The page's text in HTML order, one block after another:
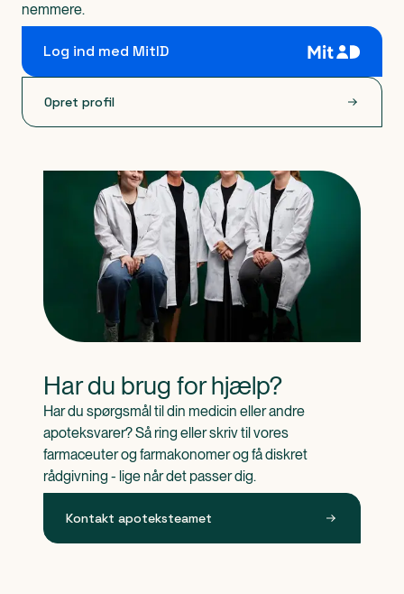
nemmere.
Log ind med MitID
Opret profil
Har du brug for hjælp?
Har du spørgsmål til din medicin eller andre
apoteksvarer? Så ring eller skriv til vores
farmaceuter og farmakonomer og få diskret
rådgivning - lige når det passer dig.
Kontakt apoteksteamet